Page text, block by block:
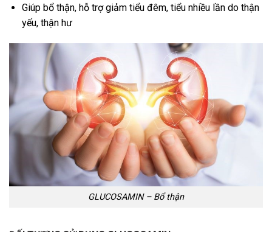
Giúp bổ thận, hỗ trợ giảm tiểu đêm, tiểu nhiều lần do thận
yếu, thận hư
GLUCOSAMIN – Bổ thận